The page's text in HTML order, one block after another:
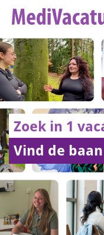
Zoek in 1
Vind de